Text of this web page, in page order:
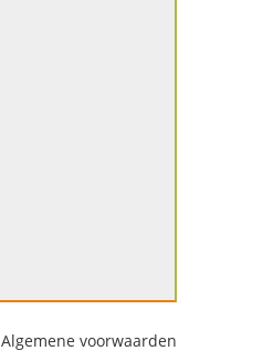
Algemene voorwaarden